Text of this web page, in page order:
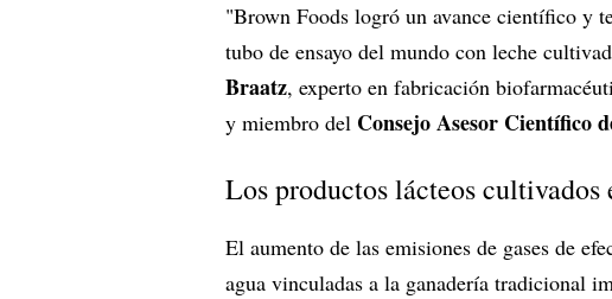
"Brown Foods logró un avance científico y
tubo de ensayo del mundo con leche
Braatz, experto en fabricación
y miembro del Consejo Asesor Científico
Los productos lácteos
El aumento de las emisiones de gases de
agua vinculadas a la ganadería tradicional